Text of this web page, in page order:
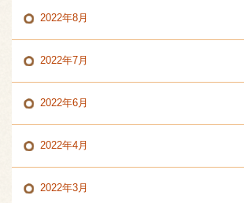
2022年8月
2022年7月
2022年6月
2022年4月
2022年3月